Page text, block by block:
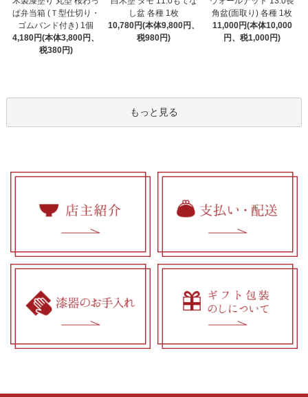
ぱ弁当箱 (Ｔ型仕切り・
ゴムバンド付き) 1個
4,180円(本体3,800円、
税380円)
し盆 各種 1枚
10,780円(本体9,800円、
税980円)
角盆(面取り) 各種 1枚
11,000円(本体10,000
円、税1,000円)
もっと見る